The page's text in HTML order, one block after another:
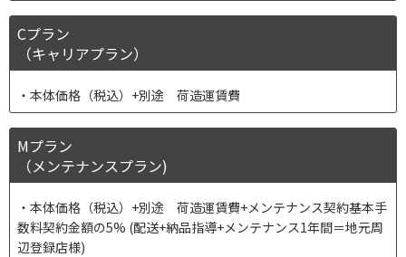
Cプラン
（キャリアプラン）
本体価格（税込）+別途 荷造運賃費
Mプラン
（メンテナンスプラン)
本体価格（税込）+別途 荷造運賃費+メンテナンス契約基本手
数料契約金額の5% (配送+納品指導+メンテナンス1年間＝地元周
辺登録店様)